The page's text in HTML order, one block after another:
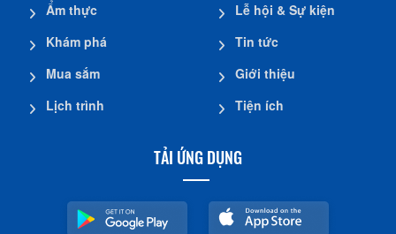
Ẩm thực
Khám phá
Mua sắm
Lịch trình
Lễ hội & Sự kiện
Tin tức
Giới thiệu
Tiện ích
TẢI ỨNG DỤNG